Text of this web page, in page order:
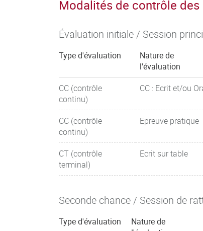
Modalités de contrôle
Évaluation initiale / Session
Type d'évaluation
Nature de
l'évaluation
CC (contrôle
continu)
CC : Ecrit et/ou
CC (contrôle
continu)
Epreuve pratique
CT (contrôle
terminal)
Ecrit sur table
Seconde chance / Session de
Type d'évaluation
Nature de